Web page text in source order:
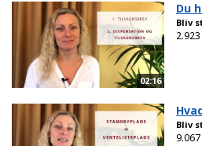
02:16
Du
Bliv
Bliv